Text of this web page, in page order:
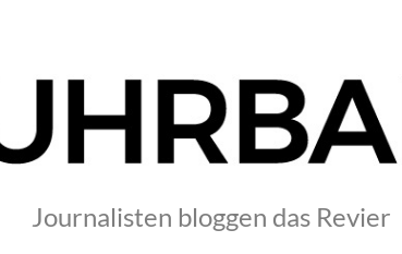
Journalisten bloggen das Revier